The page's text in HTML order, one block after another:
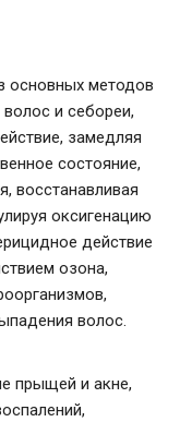
основных методов
и себореи,
замедляя
состояние,
восстанавливая
оксигенацию
действие
озона,
волос.
прыщей и акне,